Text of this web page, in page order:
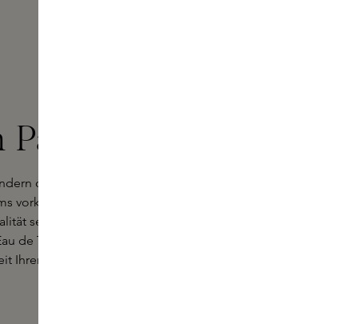
oder sogar ihre optimale Qualität verlieren können.
vorkommen. Infolgedessen kann die Kopfnote schneller
sehr lange beibehalten. Im Allgemeinen sind Eau de
de Toilettes ein bis zwei Jahre. Wenn ein Parfüm sein
Parfums durch Riechen, Fühlen und Schauen und